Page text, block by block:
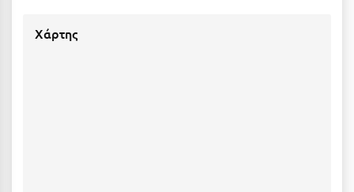
Κοκκώνι Κορινθίας
Χάρτης